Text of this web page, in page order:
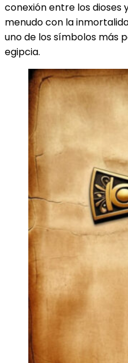
conexión entre los dioses
menudo con la
uno de los símbolos más
egipcia.